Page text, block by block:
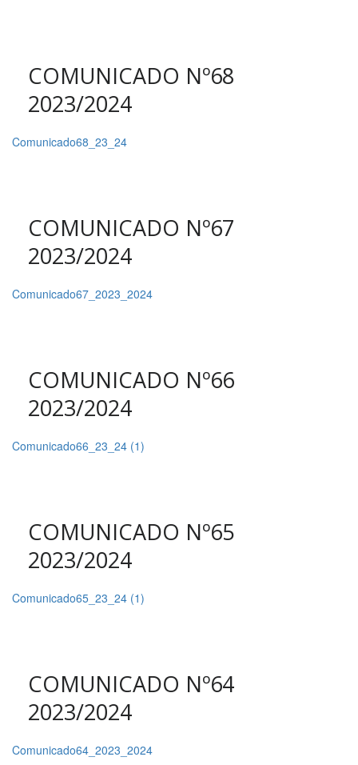
COMUNICADO Nº68
2023/2024
Comunicado68_23_24
COMUNICADO Nº67
2023/2024
Comunicado67_2023_2024
COMUNICADO Nº66
2023/2024
Comunicado66_23_24 (1)
COMUNICADO Nº65
2023/2024
Comunicado65_23_24 (1)
COMUNICADO Nº64
2023/2024
Comunicado64_2023_2024